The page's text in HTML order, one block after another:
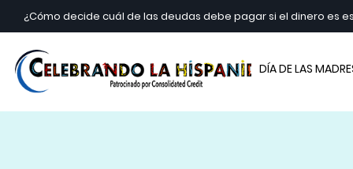
¿Cómo decide cuál de las deudas debe pagar si el dinero es
DÍA DE LAS